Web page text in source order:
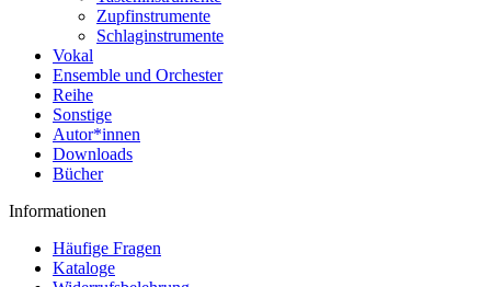
Zupfinstrumente
Schlaginstrumente
Vokal
Ensemble und Orchester
Reihe
Sonstige
Autor*innen
Downloads
Bücher
Informationen
Häufige Fragen
Kataloge